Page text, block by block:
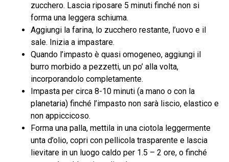
zucchero. Lascia riposare 5 minuti finché non si
forma una leggera schiuma.
Aggiungi la farina, lo zucchero restante, l’uovo e il
sale. Inizia a impastare.
Quando l’impasto è quasi omogeneo, aggiungi il
burro morbido a pezzetti, un po’ alla volta,
incorporandolo completamente.
Impasta per circa 8-10 minuti (a mano o con la
planetaria) finché l’impasto non sarà liscio, elastico e
non appiccicoso.
Forma una palla, mettila in una ciotola leggermente
unta d’olio, copri con pellicola trasparente e lascia
lievitare in un luogo caldo per 1.5 – 2 ore, o finché